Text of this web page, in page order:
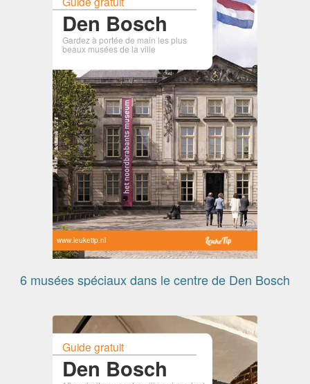
Den Bosch
Gardez à portée de main les plus
beaux musées de la ville
www.leuketip.nl
6 musées spéciaux dans le centre de Den Bosch
Guide gratuit
Den Bosch